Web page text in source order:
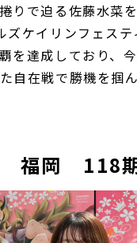
りで迫る佐藤水菜
ズケイリンフェステ
を達成しており、
自在戦で勝機を掴ん
福岡 118